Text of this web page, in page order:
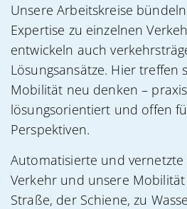
Unsere Arbeitskreise
Expertise zu einzelnen
entwickeln auch
Lösungsansätze. Hier treffen
Mobilität neu denken –
lösungsorientiert und offen
Perspektiven.
Automatisierte und
Verkehr und unsere
Straße, der Schiene, zu